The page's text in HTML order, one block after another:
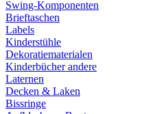
Swing-Komponenten
Brieftaschen
Labels
Kinderstühle
Dekoratiematerialen
Kinderbücher andere
Laternen
Decken & Laken
Bissringe